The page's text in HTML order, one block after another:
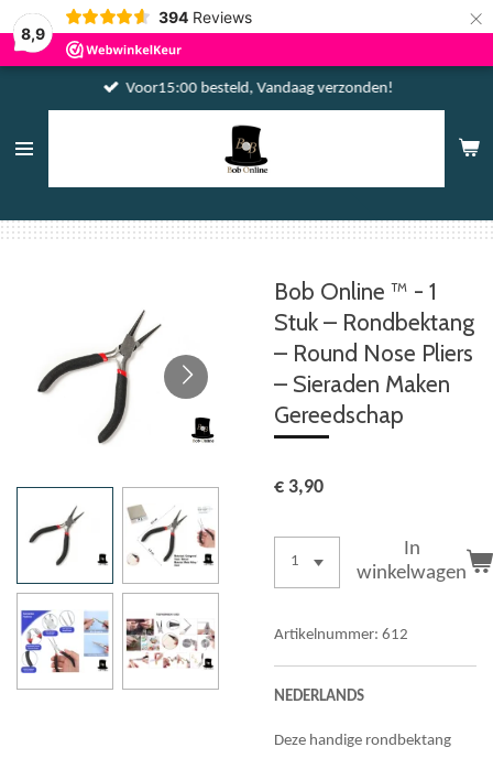
8,9
394 Reviews ×
Voor15:00 besteld, Vandaag verzonden!
Bob Online ™ - 1
Stuk – Rondbektang
– Round Nose Pliers
– Sieraden Maken
Gereedschap
€ 3,90
In
winkelwagen
Artikelnummer: 612
NEDERLANDS
Deze handige rondbektang